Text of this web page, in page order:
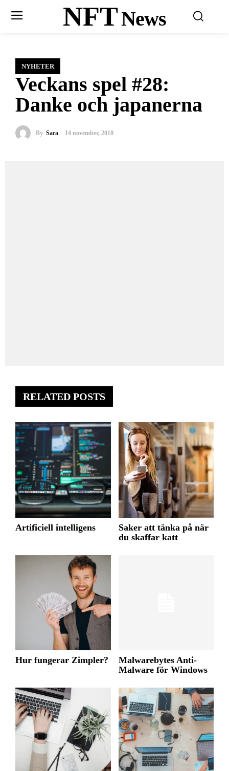
NFTNews
NYHETER
Veckans spel #28:
Danke och japanerna
By Sara 14 november, 2010
RELATED POSTS
Artificiell intelligens
Saker att tänka på när
du skaffar katt
Hur fungerar Zimpler?
Malwarebytes Anti-
Malware för Windows